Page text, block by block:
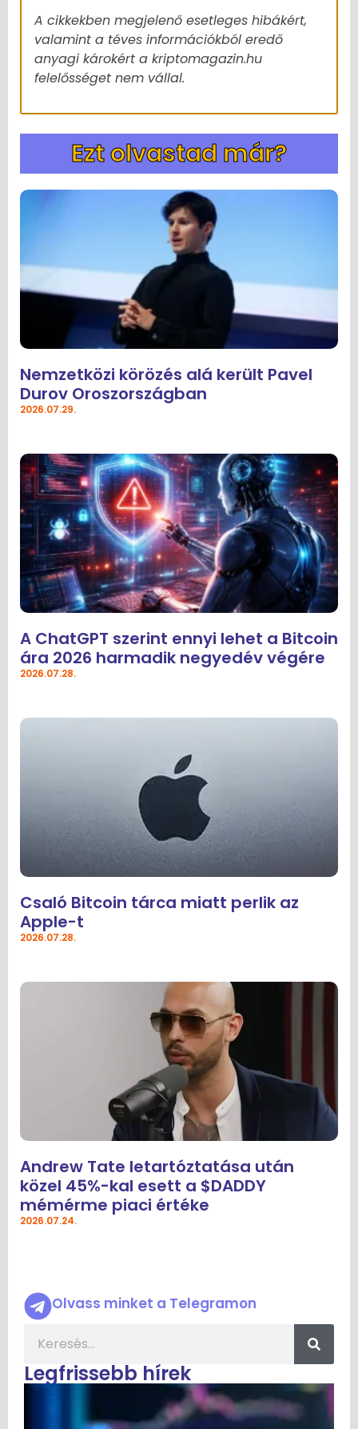
A cikkekben megjelenő esetleges hibákért,
valamint a téves információkból eredő
anyagi károkért a kriptomagazin.hu
felelősséget nem vállal.
Ezt olvastad már?
Nemzetközi körözés alá került Pavel
Durov Oroszországban
2026.07.29.
A ChatGPT szerint ennyi lehet a Bitcoin
ára 2026 harmadik negyedév végére
2026.07.28.
Csaló Bitcoin tárca miatt perlik az
Apple-t
2026.07.28.
Andrew Tate letartóztatása után
közel 45%-kal esett a $DADDY
mémérme piaci értéke
2026.07.24.
Olvass minket a Telegramon
Legfrissebb hírek